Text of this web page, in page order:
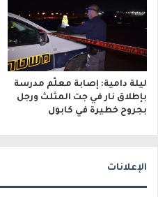
ليلة دامية: إصابة معلّم مدرسة
بإطلاق نار في جت المثلث ورجل
بجروح خطيرة في كابول
الإعلانات